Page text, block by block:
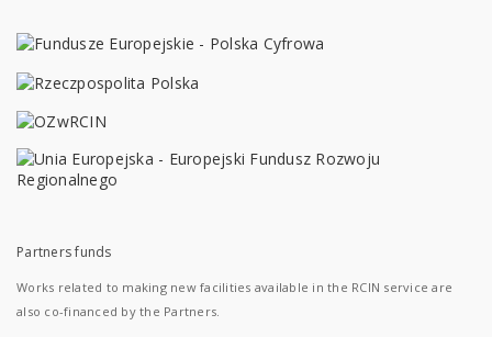
Partners funds
Works related to making new facilities available in the RCIN service are
also co-financed by the Partners.